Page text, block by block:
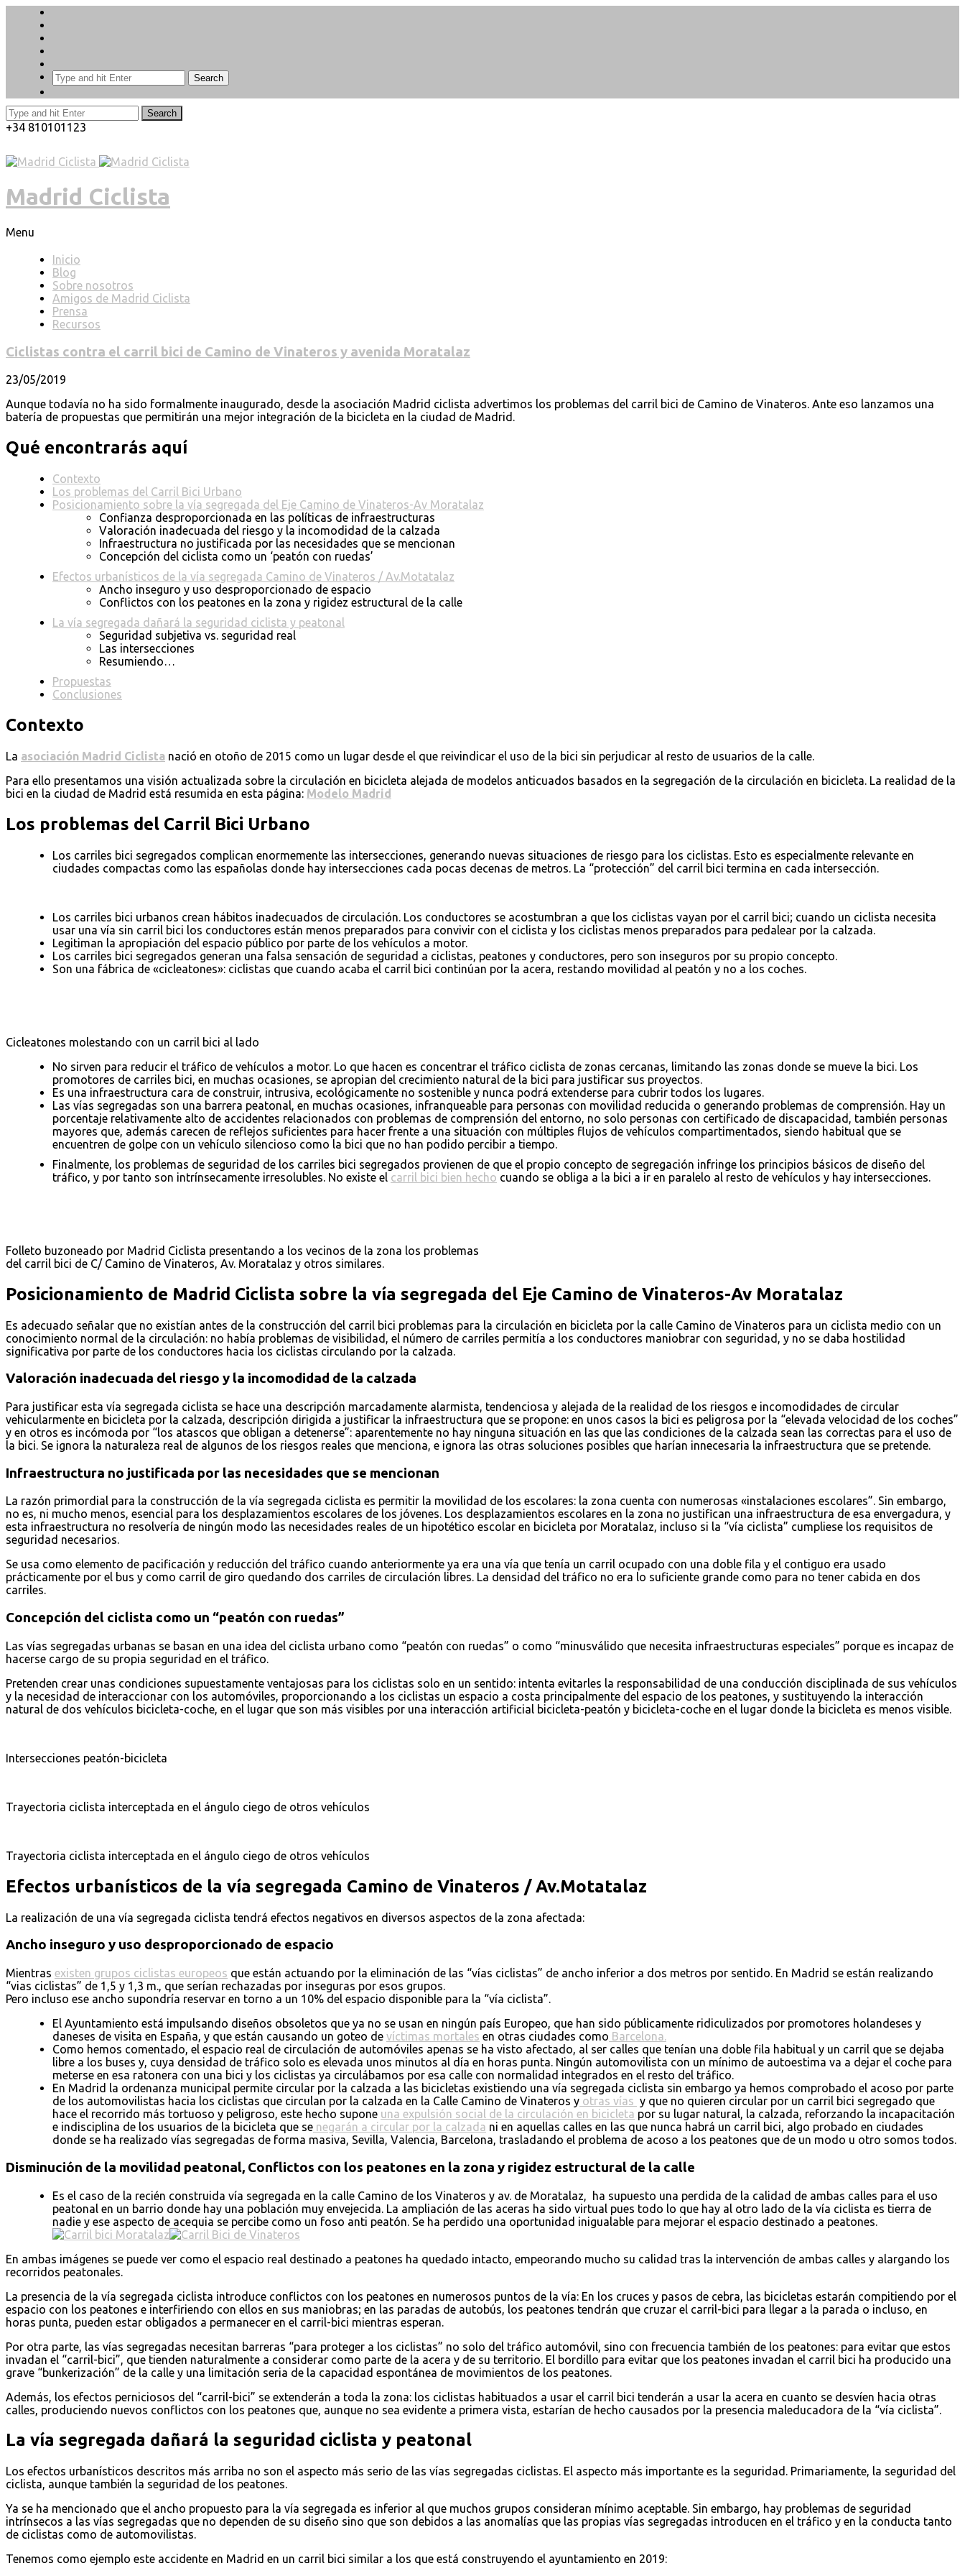
Search
Search
+34 810101123
Madrid Ciclista
Menu
Inicio
Blog
Sobre nosotros
Amigos de Madrid Ciclista
Prensa
Recursos
Ciclistas contra el carril bici de Camino de Vinateros y avenida Moratalaz
23/05/2019
Aunque todavía no ha sido formalmente inaugurado, desde la asociación Madrid ciclista advertimos los problemas del carril bici de Camino de Vinateros. Ante eso lanzamos una
batería de propuestas que permitirán una mejor integración de la bicicleta en la ciudad de Madrid.
Qué encontrarás aquí
Contexto
Los problemas del Carril Bici Urbano
Posicionamiento sobre la vía segregada del Eje Camino de Vinateros-Av Moratalaz
Confianza desproporcionada en las políticas de infraestructuras
Valoración inadecuada del riesgo y la incomodidad de la calzada
Infraestructura no justificada por las necesidades que se mencionan
Concepción del ciclista como un ‘peatón con ruedas’
Efectos urbanísticos de la vía segregada Camino de Vinateros / Av.Motatalaz
Ancho inseguro y uso desproporcionado de espacio
Conflictos con los peatones en la zona y rigidez estructural de la calle
La vía segregada dañará la seguridad ciclista y peatonal
Seguridad subjetiva vs. seguridad real
Las intersecciones
Resumiendo…
Propuestas
Conclusiones
Contexto
La asociación Madrid Ciclista nació en otoño de 2015 como un lugar desde el que reivindicar el uso de la bici sin perjudicar al resto de usuarios de la calle.
Para ello presentamos una visión actualizada sobre la circulación en bicicleta alejada de modelos anticuados basados en la segregación de la circulación en bicicleta. La realidad de la
bici en la ciudad de Madrid está resumida en esta página: Modelo Madrid
Los problemas del Carril Bici Urbano
Los carriles bici segregados complican enormemente las intersecciones, generando nuevas situaciones de riesgo para los ciclistas. Esto es especialmente relevante en
ciudades compactas como las españolas donde hay intersecciones cada pocas decenas de metros. La “protección” del carril bici termina en cada intersección.
Los carriles bici urbanos crean hábitos inadecuados de circulación. Los conductores se acostumbran a que los ciclistas vayan por el carril bici; cuando un ciclista necesita
usar una vía sin carril bici los conductores están menos preparados para convivir con el ciclista y los ciclistas menos preparados para pedalear por la calzada.
Legitiman la apropiación del espacio público por parte de los vehículos a motor.
Los carriles bici segregados generan una falsa sensación de seguridad a ciclistas, peatones y conductores, pero son inseguros por su propio concepto.
Son una fábrica de «cicleatones»: ciclistas que cuando acaba el carril bici continúan por la acera, restando movilidad al peatón y no a los coches.
Cicleatones molestando con un carril bici al lado
No sirven para reducir el tráfico de vehículos a motor. Lo que hacen es concentrar el tráfico ciclista de zonas cercanas, limitando las zonas donde se mueve la bici. Los
promotores de carriles bici, en muchas ocasiones, se apropian del crecimiento natural de la bici para justificar sus proyectos.
Es una infraestructura cara de construir, intrusiva, ecológicamente no sostenible y nunca podrá extenderse para cubrir todos los lugares.
Las vías segregadas son una barrera peatonal, en muchas ocasiones, infranqueable para personas con movilidad reducida o generando problemas de comprensión. Hay un
porcentaje relativamente alto de accidentes relacionados con problemas de comprensión del entorno, no solo personas con certificado de discapacidad, también personas
mayores que, además carecen de reflejos suficientes para hacer frente a una situación con múltiples flujos de vehículos compartimentados, siendo habitual que se
encuentren de golpe con un vehículo silencioso como la bici que no han podido percibir a tiempo.
Finalmente, los problemas de seguridad de los carriles bici segregados provienen de que el propio concepto de segregación infringe los principios básicos de diseño del
tráfico, y por tanto son intrínsecamente irresolubles. No existe el carril bici bien hecho cuando se obliga a la bici a ir en paralelo al resto de vehículos y hay intersecciones.
Folleto buzoneado por Madrid Ciclista presentando a los vecinos de la zona los problemas
del carril bici de C/ Camino de Vinateros, Av. Moratalaz y otros similares.
Posicionamiento de Madrid Ciclista sobre la vía segregada del Eje Camino de Vinateros-Av Moratalaz
Es adecuado señalar que no existían antes de la construcción del carril bici problemas para la circulación en bicicleta por la calle Camino de Vinateros para un ciclista medio con un
conocimiento normal de la circulación: no había problemas de visibilidad, el número de carriles permitía a los conductores maniobrar con seguridad, y no se daba hostilidad
significativa por parte de los conductores hacia los ciclistas circulando por la calzada.
Valoración inadecuada del riesgo y la incomodidad de la calzada
Para justificar esta vía segregada ciclista se hace una descripción marcadamente alarmista, tendenciosa y alejada de la realidad de los riesgos e incomodidades de circular
vehicularmente en bicicleta por la calzada, descripción dirigida a justificar la infraestructura que se propone: en unos casos la bici es peligrosa por la “elevada velocidad de los coches”
y en otros es incómoda por “los atascos que obligan a detenerse”: aparentemente no hay ninguna situación en las que las condiciones de la calzada sean las correctas para el uso de
la bici. Se ignora la naturaleza real de algunos de los riesgos reales que menciona, e ignora las otras soluciones posibles que harían innecesaria la infraestructura que se pretende.
Infraestructura no justificada por las necesidades que se mencionan
La razón primordial para la construcción de la vía segregada ciclista es permitir la movilidad de los escolares: la zona cuenta con numerosas «instalaciones escolares”. Sin embargo,
no es, ni mucho menos, esencial para los desplazamientos escolares de los jóvenes. Los desplazamientos escolares en la zona no justifican una infraestructura de esa envergadura, y
esta infraestructura no resolvería de ningún modo las necesidades reales de un hipotético escolar en bicicleta por Moratalaz, incluso si la “vía ciclista” cumpliese los requisitos de
seguridad necesarios.
Se usa como elemento de pacificación y reducción del tráfico cuando anteriormente ya era una vía que tenía un carril ocupado con una doble fila y el contiguo era usado
prácticamente por el bus y como carril de giro quedando dos carriles de circulación libres. La densidad del tráfico no era lo suficiente grande como para no tener cabida en dos
carriles.
Concepción del ciclista como un “peatón con ruedas”
Las vías segregadas urbanas se basan en una idea del ciclista urbano como “peatón con ruedas” o como “minusválido que necesita infraestructuras especiales” porque es incapaz de
hacerse cargo de su propia seguridad en el tráfico.
Pretenden crear unas condiciones supuestamente ventajosas para los ciclistas solo en un sentido: intenta evitarles la responsabilidad de una conducción disciplinada de sus vehículos
y la necesidad de interaccionar con los automóviles, proporcionando a los ciclistas un espacio a costa principalmente del espacio de los peatones, y sustituyendo la interacción
natural de dos vehículos bicicleta-coche, en el lugar que son más visibles por una interacción artificial bicicleta-peatón y bicicleta-coche en el lugar donde la bicicleta es menos visible.
Intersecciones peatón-bicicleta
Trayectoria ciclista interceptada en el ángulo ciego de otros vehículos
Trayectoria ciclista interceptada en el ángulo ciego de otros vehículos
Efectos urbanísticos de la vía segregada Camino de Vinateros / Av.Motatalaz
La realización de una vía segregada ciclista tendrá efectos negativos en diversos aspectos de la zona afectada:
Ancho inseguro y uso desproporcionado de espacio
Mientras existen grupos ciclistas europeos que están actuando por la eliminación de las “vías ciclistas” de ancho inferior a dos metros por sentido. En Madrid se están realizando
“vias ciclistas” de 1,5 y 1,3 m., que serían rechazadas por inseguras por esos grupos.
Pero incluso ese ancho supondría reservar en torno a un 10% del espacio disponible para la “vía ciclista”.
El Ayuntamiento está impulsando diseños obsoletos que ya no se usan en ningún país Europeo, que han sido públicamente ridiculizados por promotores holandeses y
daneses de visita en España, y que están causando un goteo de víctimas mortales en otras ciudades como Barcelona.
Como hemos comentado, el espacio real de circulación de automóviles apenas se ha visto afectado, al ser calles que tenían una doble fila habitual y un carril que se dejaba
libre a los buses y, cuya densidad de tráfico solo es elevada unos minutos al día en horas punta. Ningún automovilista con un mínimo de autoestima va a dejar el coche para
meterse en esa ratonera con una bici y los ciclistas ya circulábamos por esa calle con normalidad integrados en el resto del tráfico.
En Madrid la ordenanza municipal permite circular por la calzada a las bicicletas existiendo una vía segregada ciclista sin embargo ya hemos comprobado el acoso por parte
de los automovilistas hacia los ciclistas que circulan por la calzada en la Calle Camino de Vinateros y otras vías y que no quieren circular por un carril bici segregado que
hace el recorrido más tortuoso y peligroso, este hecho supone una expulsión social de la circulación en bicicleta por su lugar natural, la calzada, reforzando la incapacitación
e indisciplina de los usuarios de la bicicleta que se negarán a circular por la calzada ni en aquellas calles en las que nunca habrá un carril bici, algo probado en ciudades
donde se ha realizado vías segregadas de forma masiva, Sevilla, Valencia, Barcelona, trasladando el problema de acoso a los peatones que de un modo u otro somos todos.
Disminución de la movilidad peatonal, Conflictos con los peatones en la zona y rigidez estructural de la calle
Es el caso de la recién construida vía segregada en la calle Camino de los Vinateros y av. de Moratalaz, ha supuesto una perdida de la calidad de ambas calles para el uso
peatonal en un barrio donde hay una población muy envejecida. La ampliación de las aceras ha sido virtual pues todo lo que hay al otro lado de la vía ciclista es tierra de
nadie y ese aspecto de acequia se percibe como un foso anti peatón. Se ha perdido una oportunidad inigualable para mejorar el espacio destinado a peatones.
En ambas imágenes se puede ver como el espacio real destinado a peatones ha quedado intacto, empeorando mucho su calidad tras la intervención de ambas calles y alargando los
recorridos peatonales.
La presencia de la vía segregada ciclista introduce conflictos con los peatones en numerosos puntos de la vía: En los cruces y pasos de cebra, las bicicletas estarán compitiendo por el
espacio con los peatones e interfiriendo con ellos en sus maniobras; en las paradas de autobús, los peatones tendrán que cruzar el carril-bici para llegar a la parada o incluso, en
horas punta, pueden estar obligados a permanecer en el carril-bici mientras esperan.
Por otra parte, las vías segregadas necesitan barreras “para proteger a los ciclistas” no solo del tráfico automóvil, sino con frecuencia también de los peatones: para evitar que estos
invadan el “carril-bici”, que tienden naturalmente a considerar como parte de la acera y de su territorio. El bordillo para evitar que los peatones invadan el carril bici ha producido una
grave “bunkerización” de la calle y una limitación seria de la capacidad espontánea de movimientos de los peatones.
Además, los efectos perniciosos del “carril-bici” se extenderán a toda la zona: los ciclistas habituados a usar el carril bici tenderán a usar la acera en cuanto se desvíen hacia otras
calles, produciendo nuevos conflictos con los peatones que, aunque no sea evidente a primera vista, estarían de hecho causados por la presencia maleducadora de la “vía ciclista”.
La vía segregada dañará la seguridad ciclista y peatonal
Los efectos urbanísticos descritos más arriba no son el aspecto más serio de las vías segregadas ciclistas. El aspecto más importante es la seguridad. Primariamente, la seguridad del
ciclista, aunque también la seguridad de los peatones.
Ya se ha mencionado que el ancho propuesto para la vía segregada es inferior al que muchos grupos consideran mínimo aceptable. Sin embargo, hay problemas de seguridad
intrínsecos a las vías segregadas que no dependen de su diseño sino que son debidos a las anomalías que las propias vías segregadas introducen en el tráfico y en la conducta tanto
de ciclistas como de automovilistas.
Tenemos como ejemplo este accidente en Madrid en un carril bici similar a los que está construyendo el ayuntamiento en 2019: